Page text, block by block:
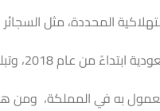
المحددة، مثل
به في المملكة، ومن